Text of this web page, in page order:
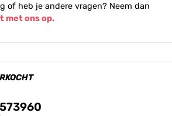
of heb je andere vragen? Neem dan
met ons op.